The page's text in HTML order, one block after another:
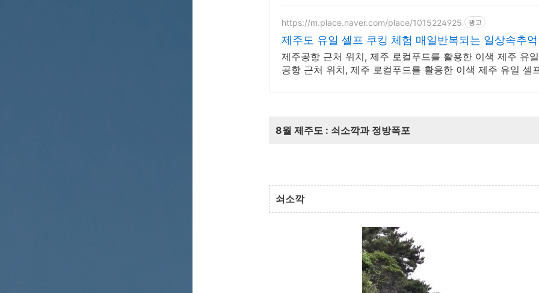
https://m.place.naver.com/place/1015224925 광고
제주도 유일 셀프 쿠킹 체험 매일반복되는 일상속추
제주공항 근처 위치, 제주 로컬푸드를 활용한 이색 제주 유
공항 근처 위치, 제주 로컬푸드를 활용한 이색 제주 유일 셀
8월 제주도 : 쇠소깍과 정방폭포
쇠소깍